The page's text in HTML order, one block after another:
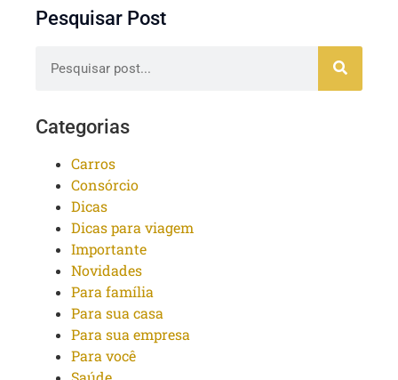
Pesquisar Post
Categorias
Carros
Consórcio
Dicas
Dicas para viagem
Importante
Novidades
Para família
Para sua casa
Para sua empresa
Para você